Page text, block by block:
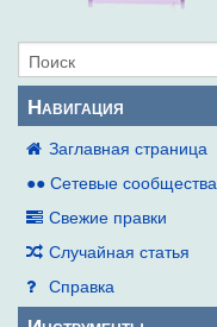
Навигация
Заглавная страница
●● Сетевые сообщества
Свежие правки
Случайная статья
Справка